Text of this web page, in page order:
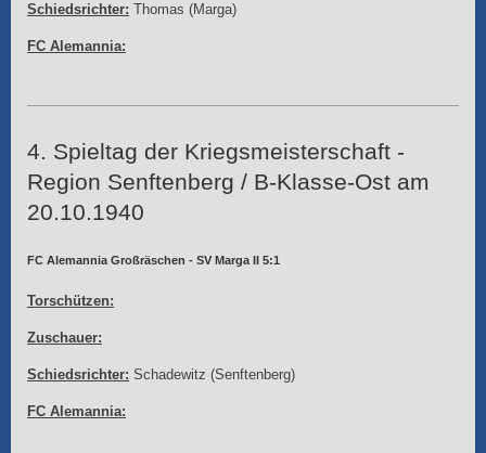
Schiedsrichter: Thomas (Marga)
FC Alemannia:
4. Spieltag der Kriegsmeisterschaft -
Region Senftenberg / B-Klasse-Ost am
20.10.1940
FC Alemannia Großräschen - SV Marga II 5:1
Torschützen:
Zuschauer:
Schiedsrichter: Schadewitz (Senftenberg)
FC Alemannia: